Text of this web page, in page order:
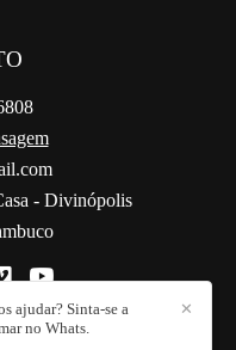
- Divinópolis
✕
ajudar? Sinta-se a
no Whats.